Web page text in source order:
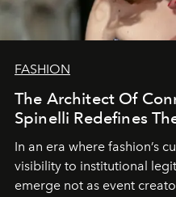
FASHION
The Architect Of
Spinelli Redefines
In an era where fashion’s
visibility to institutional
emerge not as event